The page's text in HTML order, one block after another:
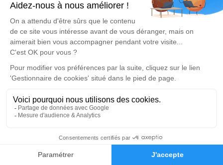
Faire-part Hommages
Un service de plantation d’arbre hommage estdisponible
vendredi 07 juillet 2023 à 14h30
Èglise Saint-Jean-Baptiste de Plombières-
les-Bains
88370 Plombières-les-Bains